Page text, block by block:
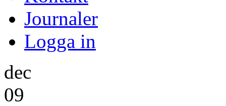
Journaler
Logga in
dec
09